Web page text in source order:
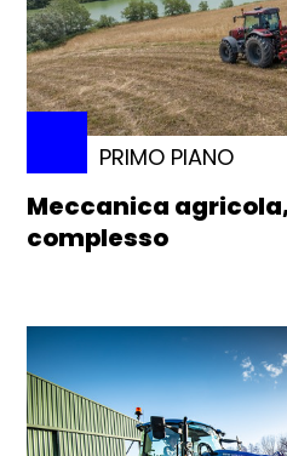
PRIMO PIANO
Meccanica
complesso